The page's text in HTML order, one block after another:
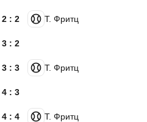
Т. Фритц
2 : 2
3 : 2
Т. Фритц
3 : 3
4 : 3
Т. Фритц
4 : 4